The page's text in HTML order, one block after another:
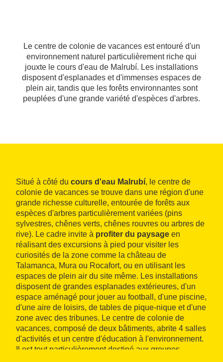
Le centre de colonie de vacances est entouré d'un
environnement naturel particulièrement riche qui
jouxte le cours d'eau de Malrubí. Les installations
disposent d'esplanades et d'immenses espaces de
plein air, tandis que les forêts environnantes sont
peuplées d'une grande variété d'espèces d'arbres.
Situé à côté du cours d'eau Malrubí, le centre de
colonie de vacances se trouve dans une région d'une
grande richesse culturelle, entourée de forêts aux
espèces d'arbres particulièrement variées (pins
sylvestres, chênes verts, chênes rouvres ou arbres de
rive). Le cadre invite à profiter du paysage en
réalisant des excursions à pied pour visiter les
curiosités de la zone comme la château de
Talamanca, Mura ou Rocafort, ou en utilisant les
espaces de plein air du site même. Les installations
disposent de grandes esplanades extérieures, d'un
espace aménagé pour jouer au football, d'une piscine,
d'une aire de loisirs, de tables de pique-nique et d'une
zone avec des tribunes. Le centre de colonie de
vacances, composé de deux bâtiments, abrite 4 salles
d'activités et un centre d'éducation à l'environnement.
Il est tout particulièrement destiné aux groupes